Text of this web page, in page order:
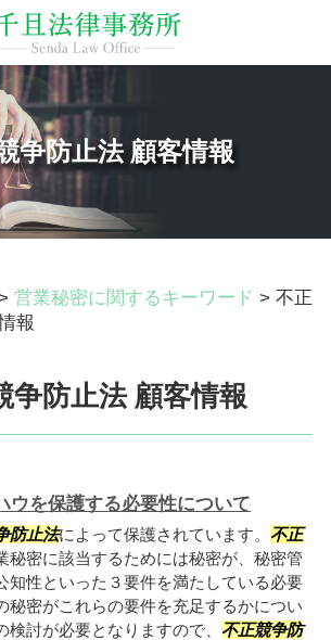
争防止法 顧客情報
営業秘密に関するキーワード > 不正
報
争防止法 顧客情報
ウを保護する必要性について
防止法によって保護されています。 不正
秘密に該当するためには秘密が、秘密管
知性といった３要件を満たしている必要
秘密がこれらの要件を充足するかについ
討が必要となりますので、 不正競争防